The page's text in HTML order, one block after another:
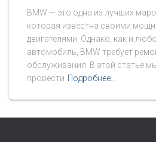
BMW — это одна из лучших
которая известна своими
двигателями. Однако, как и
автомобиль, BMW требует
обслуживания. В этой статье
провести Подробнее…